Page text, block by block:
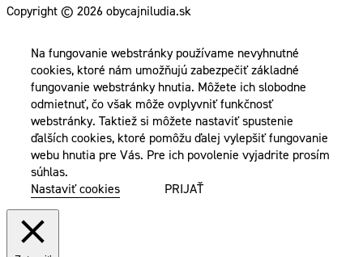
Copyright © 2026 obycajniludia.sk
Na fungovanie webstránky používame nevyhnutné
cookies, ktoré nám umožňujú zabezpečiť základné
fungovanie webstránky hnutia. Môžete ich slobodne
odmietnuť, čo však môže ovplyvniť funkčnosť
webstránky. Taktiež si môžete nastaviť spustenie
ďalších cookies, ktoré pomôžu ďalej vylepšiť fungovanie
webu hnutia pre Vás. Pre ich povolenie vyjadrite prosím
súhlas.
Nastaviť cookies
PRIJAŤ